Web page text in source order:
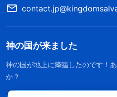
神の国が来ました
神の国が地上に降臨したのです！
か？